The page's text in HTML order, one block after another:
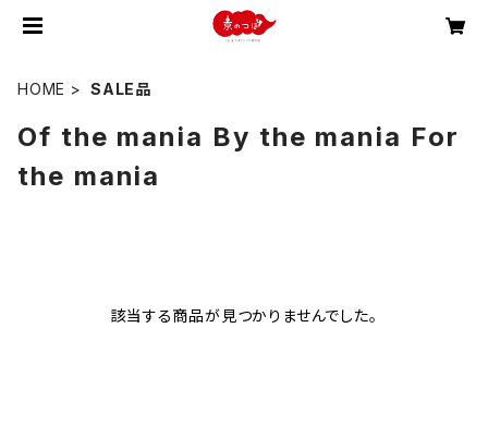
HOME SALE品
Of the mania By the mania For
the mania
該当する商品が見つかりませんでした。